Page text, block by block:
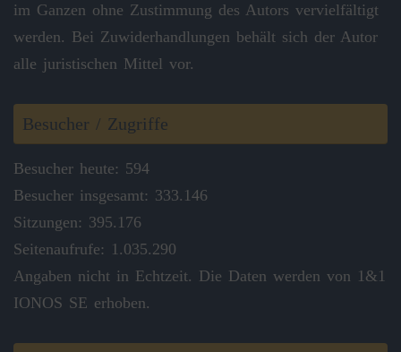
im Ganzen ohne Zustimmung des Autors vervielfältigt
werden. Bei Zuwiderhandlungen behält sich der Autor
alle juristischen Mittel vor.
Besucher / Zugriffe
Besucher heute: 594
Besucher insgesamt: 333.146
Sitzungen: 395.176
Seitenaufrufe: 1.035.290
Angaben nicht in Echtzeit. Die Daten werden von 1&1
IONOS SE erhoben.